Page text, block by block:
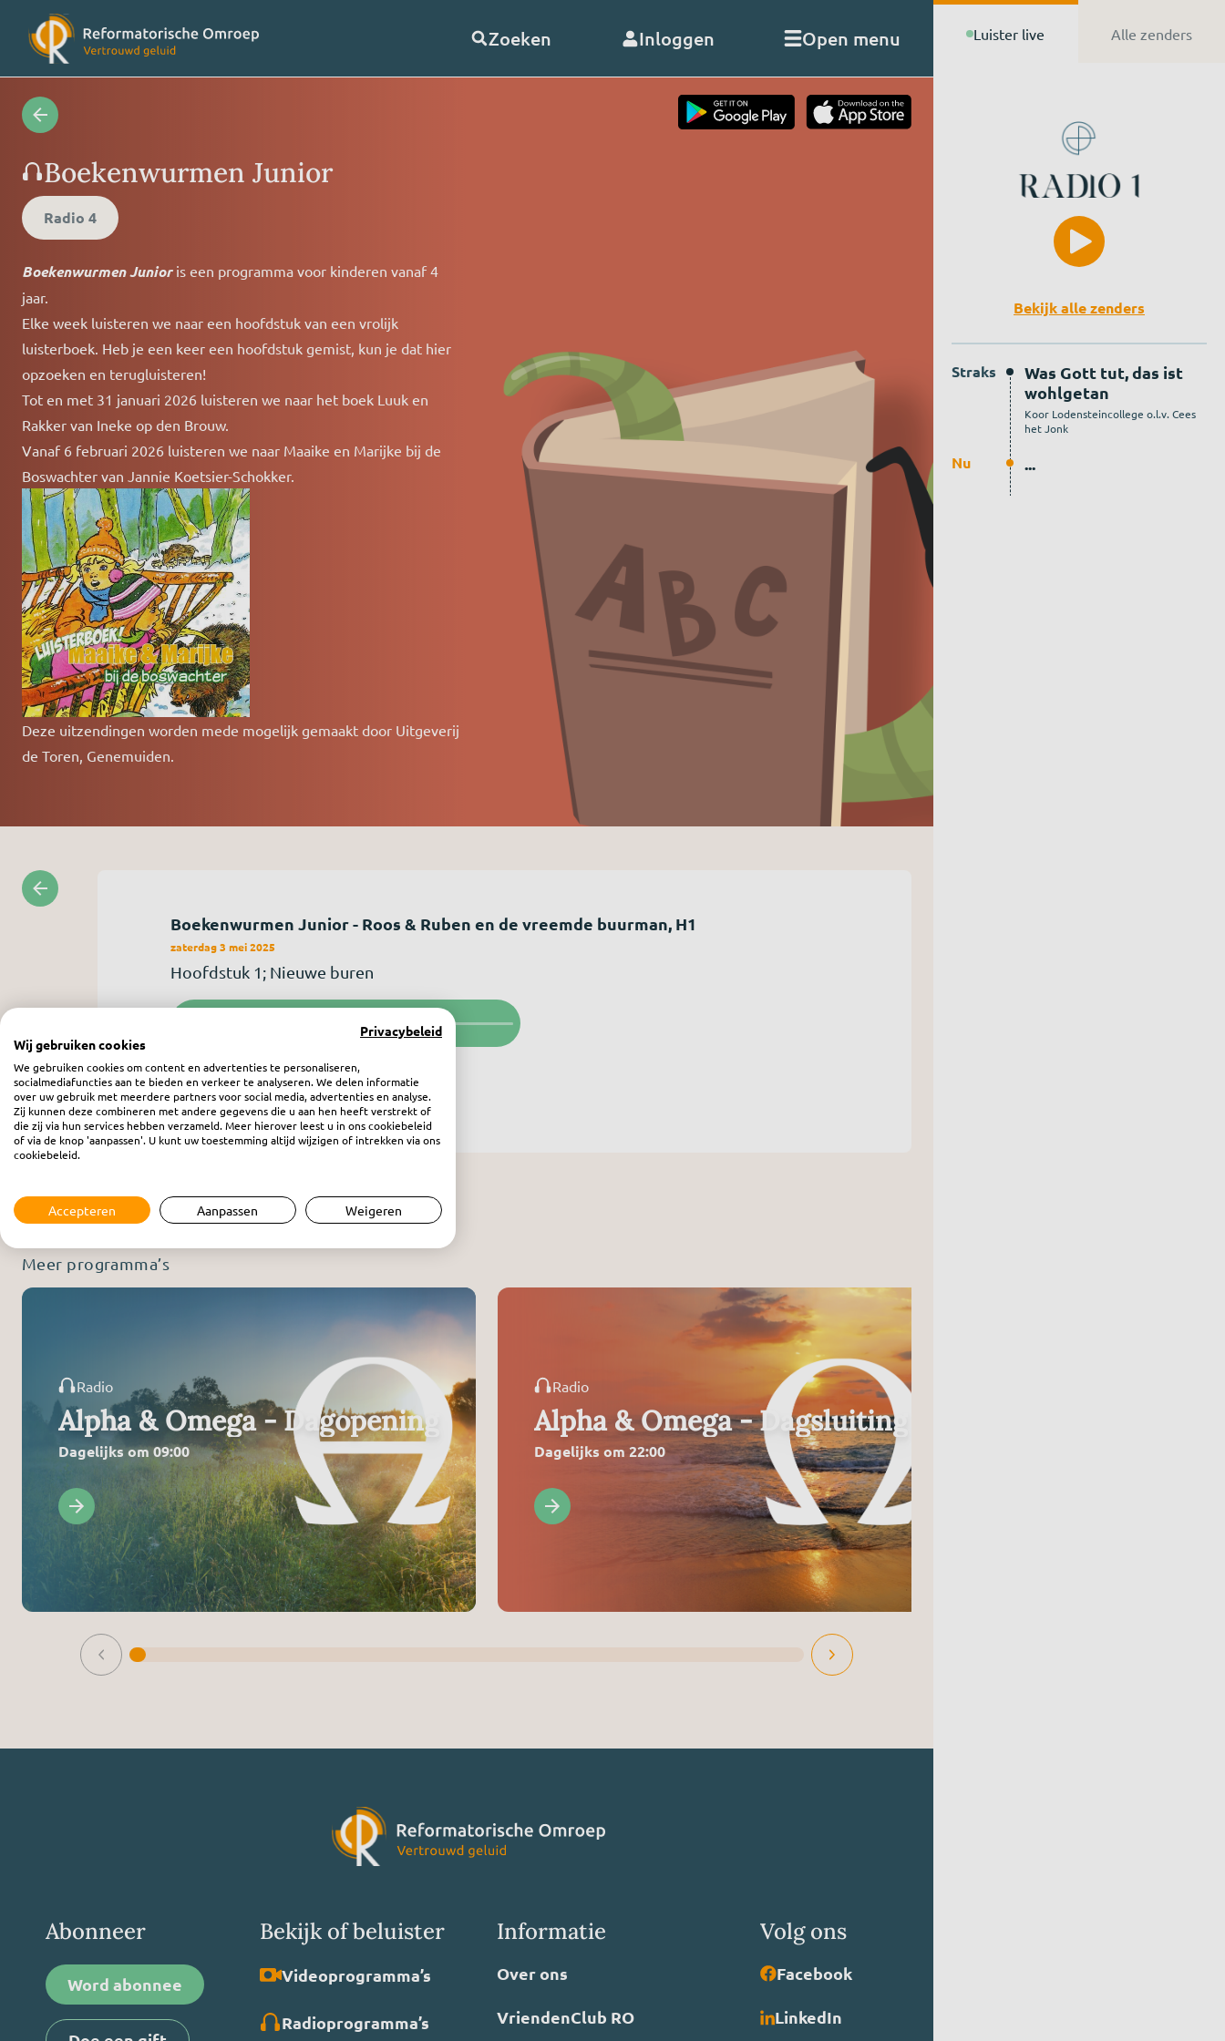
Zoeken Inloggen Open menu
Videoprogramma’s
Concertagenda
RO nieuws
VriendenClub RO
Contact opnemen
Boekenwurmen Junior
Radio 4
Boekenwurmen Junioris een programma voor kinderen vanaf 4
jaar.
Elke week luisteren we naar een hoofdstuk van een vrolijk
luisterboek. Heb je een keer een hoofdstuk gemist, kun je dat hier
opzoeken en terugluisteren!
Tot en met 31 januari 2026 luisteren we naar het boek Luuk en
Rakker van Ineke op den Brouw.
Vanaf 6 februari 2026 luisteren we naar Maaike en Marijke bij de
Boswachter van Jannie Koetsier-Schokker.
Deze uitzendingen worden mede mogelijk gemaakt door Uitgeverij
de Toren, Genemuiden.
Boekenwurmen Junior - Roos & Ruben en de vreemde buurman, H1
zaterdag 3 mei 2025
Hoofdstuk 1; Nieuwe buren
Geschreven door Liesbeth van Binsbergen
Meer programma’s
Radio
Alpha & Omega - Dagopening
Dagelijks om 09:00
Radio
Alpha & Omega - Dagsluiting
Dagelijks om 22:00
Abonneer
Word abonnee
Bekijk of beluister
Video­programma’s
Radio­programma’s
Informatie
Over ons
VriendenClub RO
Volg ons
Facebook
LinkedIn
Luister live Alle zenders
Bekijk alle zenders
Straks
Was Gott tut, das ist
wohlgetan
Koor Lodensteincollege o.l.v. Cees
het Jonk
Nu ...
Privacybeleid
Wij gebruiken cookies
We gebruiken cookies om content en advertenties te personaliseren,
socialmediafuncties aan te bieden en verkeer te analyseren. We delen informatie
over uw gebruik met meerdere partners voor social media, advertenties en analyse.
Zij kunnen deze combineren met andere gegevens die u aan hen heeft verstrekt of
die zij via hun services hebben verzameld. Meer hierover leest u in ons cookiebeleid
of via de knop 'aanpassen'. U kunt uw toestemming altijd wijzigen of intrekken via ons
cookiebeleid.
Accepteren Aanpassen Weigeren